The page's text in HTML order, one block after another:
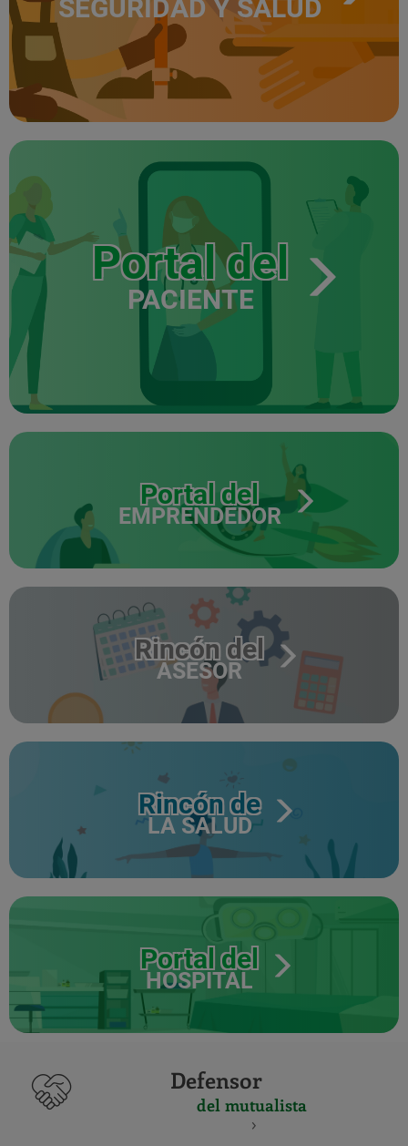
SEGURIDAD Y SALUD
Portal del
PACIENTE
Portal del
EMPRENDEDOR
Rincón del
ASESOR
Rincón de
LA SALUD
Portal del
HOSPITAL
Defensor
del mutualista